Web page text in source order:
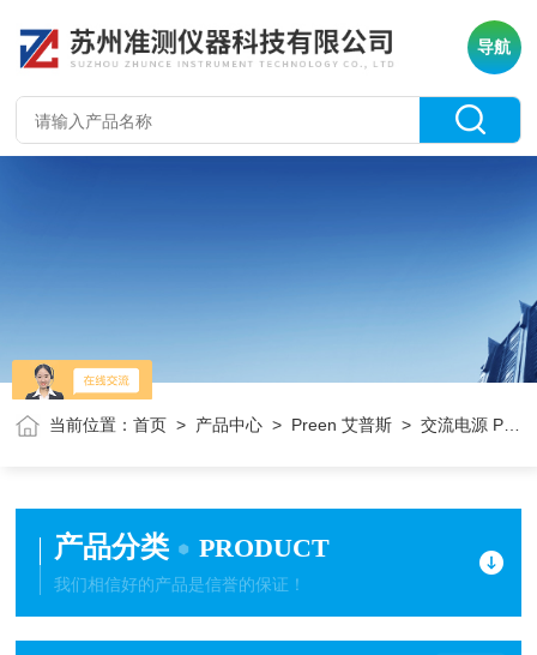
导航
当前位置：首页 > 产品中心 > Preen 艾普斯 > 交流电源 PFV系列
产品分类 PRODUCT
我们相信好的产品是信誉的保证！